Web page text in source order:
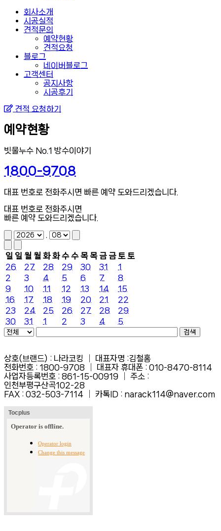
회사소개
시공실적
견적문의
예약현황
견적요청
블로그
네이버블로그
고객센터
공지사항
시공후기
견적 요청하기
예약현황
빗물누수 No.1 방수이야기
1800-9708
대표 번호로 전화주시면 빠른 예약 도와드리겠습니다.
대표 번호로 전화주시면
빠른 예약 도와드리겠습니다.
일 일 월 월 화 화 수 수 목 목 금 금 토 토
26
27 28 29 30 31
1
2
3 4 5 6 7
8
9
10 11 12 13 14
15
16
17 18 19 20 21
22
23
24 25 26 27 28
29
30
31 1 2 3 4 5
검색
상호(브랜드) : 나라코킹 │ 대표자명 :김철홍
전화번호 : 1800-9708 │ 대표자 휴대폰 : 010-8470-8114
사업자등록번호 : 861-15-00919 │ 주소 :
인천부평구산곡102-28
FAX : 032-503-7114 │ 카톡ID : narack114@naver.com